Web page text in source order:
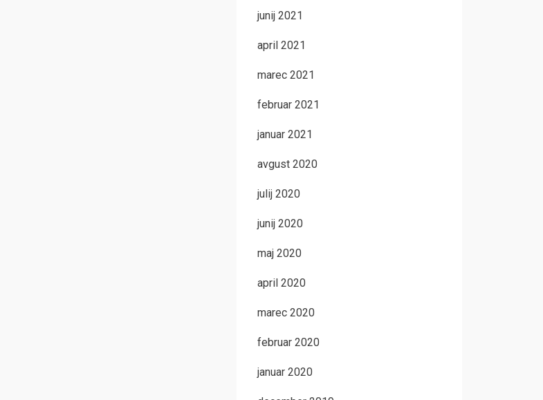
junij 2021
april 2021
marec 2021
februar 2021
januar 2021
avgust 2020
julij 2020
junij 2020
maj 2020
april 2020
marec 2020
februar 2020
januar 2020